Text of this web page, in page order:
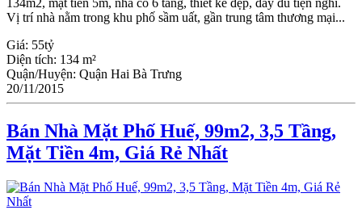
134m2, mặt tiền 5m, nhà có 6 tầng, thiết kế đẹp, đầy đủ tiện nghi.
Vị trí nhà nằm trong khu phố sầm uất, gần trung tâm thương mại...
Giá: 55tỷ
Diện tích: 134 m²
Quận/Huyện: Quận Hai Bà Trưng
20/11/2015
Bán Nhà Mặt Phố Huế, 99m2, 3,5 Tầng,
Mặt Tiền 4m, Giá Rẻ Nhất